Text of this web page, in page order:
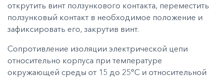
открутить винт ползункового контакта, переместить
ползунковый контакт в необходимое положение и
зафиксировать его, закрутив винт.
Сопротивление изоляции электрической цепи
относительно корпуса при температуре
окружающей среды от 15 до 25°С и относительной